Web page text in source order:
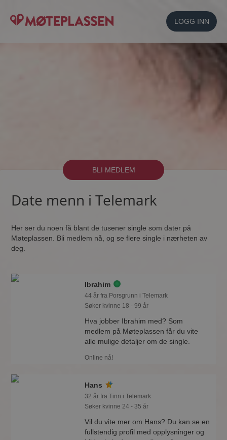
LOGG INN
BLI MEDLEM
Date menn i Telemark
Her ser du noen få blant de tusener single som dater på
Møteplassen. Bli medlem nå, og se flere single i nærheten av
deg.
Ibrahim
44 år fra Porsgrunn i Telemark
Søker kvinne 18 - 99 år
Hva jobber Ibrahim med? Som
medlem på Møteplassen får du vite
alle mulige detaljer om de single.
Online nå!
Hans
32 år fra Tinn i Telemark
Søker kvinne 24 - 35 år
Vil du vite mer om Hans? Du kan se en
fullstendig profil med opplysninger og